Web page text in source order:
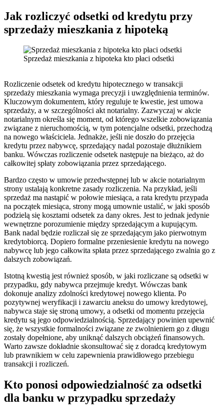
Jak rozliczyć odsetki od kredytu przy
sprzedaży mieszkania z hipoteką
Sprzedaż mieszkania z hipoteka kto płaci odsetki
Rozliczenie odsetek od kredytu hipotecznego w transakcji
sprzedaży mieszkania wymaga precyzji i uwzględnienia terminów.
Kluczowym dokumentem, który reguluje te kwestie, jest umowa
sprzedaży, a w szczególności akt notarialny. Zazwyczaj w akcie
notarialnym określa się moment, od którego wszelkie zobowiązania
związane z nieruchomością, w tym potencjalne odsetki, przechodzą
na nowego właściciela. Jednakże, jeśli nie doszło do przejęcia
kredytu przez nabywcę, sprzedający nadal pozostaje dłużnikiem
banku. Wówczas rozliczenie odsetek następuje na bieżąco, aż do
całkowitej spłaty zobowiązania przez sprzedającego.
Bardzo często w umowie przedwstępnej lub w akcie notarialnym
strony ustalają konkretne zasady rozliczenia. Na przykład, jeśli
sprzedaż ma nastąpić w połowie miesiąca, a rata kredytu przypada
na początek miesiąca, strony mogą umownie ustalić, w jaki sposób
podzielą się kosztami odsetek za dany okres. Jest to jednak jedynie
wewnętrzne porozumienie między sprzedającym a kupującym.
Bank nadal będzie rozliczał się ze sprzedającym jako pierwotnym
kredytobiorcą. Dopiero formalne przeniesienie kredytu na nowego
nabywcę lub jego całkowita spłata przez sprzedającego zwalnia go z
dalszych zobowiązań.
Istotną kwestią jest również sposób, w jaki rozliczane są odsetki w
przypadku, gdy nabywca przejmuje kredyt. Wówczas bank
dokonuje analizy zdolności kredytowej nowego klienta. Po
pozytywnej weryfikacji i zawarciu aneksu do umowy kredytowej,
nabywca staje się stroną umowy, a odsetki od momentu przejęcia
kredytu są jego odpowiedzialnością. Sprzedający powinien upewnić
się, że wszystkie formalności związane ze zwolnieniem go z długu
zostały dopełnione, aby uniknąć dalszych obciążeń finansowych.
Warto zawsze dokładnie skonsultować się z doradcą kredytowym
lub prawnikiem w celu zapewnienia prawidłowego przebiegu
transakcji i rozliczeń.
Kto ponosi odpowiedzialność za odsetki
dla banku w przypadku sprzedaży